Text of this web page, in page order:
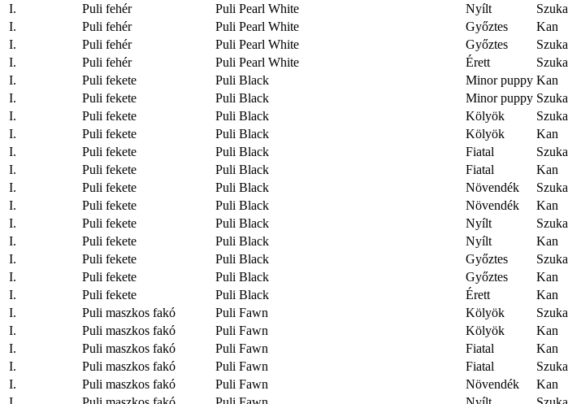
I.
Puli fehér Puli Pearl White Nyílt Szuka
I.
Puli fehér Puli Pearl White Győztes Kan
I.
Puli fehér Puli Pearl White Győztes Szuka
I.
Puli fehér Puli Pearl White Érett Szuka
I.
Puli fekete Puli Black Minor puppy Kan
I.
Puli fekete Puli Black Minor puppy Szuka
I.
Puli fekete Puli Black Kölyök Szuka
I.
Puli fekete Puli Black Kölyök Kan
I.
Puli fekete Puli Black Fiatal Szuka
I.
Puli fekete Puli Black Fiatal Kan
I.
Puli fekete Puli Black Növendék Szuka
I.
Puli fekete Puli Black Növendék Kan
I.
Puli fekete Puli Black Nyílt Szuka
I.
Puli fekete Puli Black Nyílt Kan
I.
Puli fekete Puli Black Győztes Szuka
I.
Puli fekete Puli Black Győztes Kan
I.
Puli fekete Puli Black Érett Kan
I.
Puli maszkos fakó Puli Fawn Kölyök Szuka
I.
Puli maszkos fakó Puli Fawn Kölyök Kan
I.
Puli maszkos fakó Puli Fawn Fiatal Kan
I.
Puli maszkos fakó Puli Fawn Fiatal Szuka
I.
Puli maszkos fakó Puli Fawn Növendék Kan